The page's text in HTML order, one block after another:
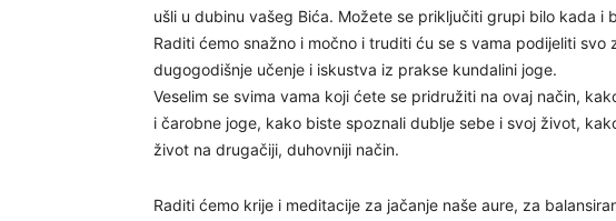
ušli u dubinu vašeg Bića. Možete se priključiti grupi bilo kada i
Raditi ćemo snažno i močno i truditi ću se s vama podijeliti svo
dugogodišnje učenje i iskustva iz prakse kundalini joge.
Veselim se svima vama koji ćete se pridružiti na ovaj način,
i čarobne joge, kako biste spoznali dublje sebe i svoj život,
život na drugačiji, duhovniji način.
Raditi ćemo krije i meditacije za jačanje naše aure, za